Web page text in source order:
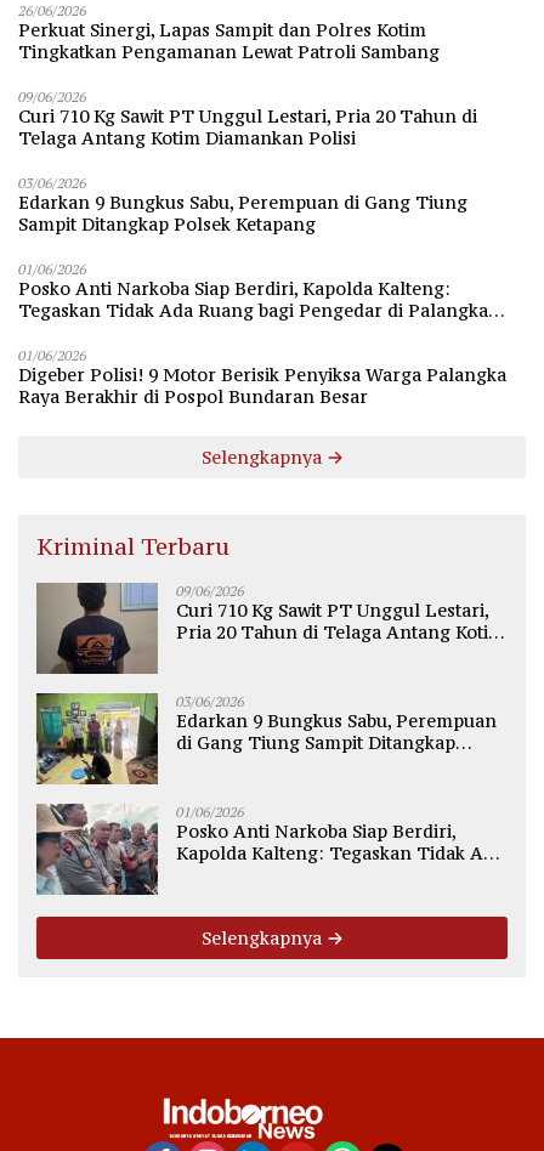
26/06/2026
Perkuat Sinergi, Lapas Sampit dan Polres Kotim
Tingkatkan Pengamanan Lewat Patroli Sambang
09/06/2026
Curi 710 Kg Sawit PT Unggul Lestari, Pria 20 Tahun di
Telaga Antang Kotim Diamankan Polisi
03/06/2026
Edarkan 9 Bungkus Sabu, Perempuan di Gang Tiung
Sampit Ditangkap Polsek Ketapang
01/06/2026
Posko Anti Narkoba Siap Berdiri, Kapolda Kalteng:
Tegaskan Tidak Ada Ruang bagi Pengedar di Palangka
01/06/2026
Digeber Polisi! 9 Motor Berisik Penyiksa Warga Palangka
Raya Berakhir di Pospol Bundaran Besar
Selengkapnya
Kriminal Terbaru
09/06/2026
Curi 710 Kg Sawit PT Unggul Lestari,
Pria 20 Tahun di Telaga Antang Kotim
03/06/2026
Edarkan 9 Bungkus Sabu, Perempuan
di Gang Tiung Sampit Ditangkap
01/06/2026
Posko Anti Narkoba Siap Berdiri,
Kapolda Kalteng: Tegaskan Tidak Ada
Selengkapnya